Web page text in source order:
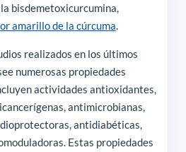
bisdemetoxicurcumina,
amarillo de la cúrcuma.
realizados en los últimos
numerosas propiedades
actividades antioxidantes,
antimicrobianas,
antidiabéticas,
Estas propiedades